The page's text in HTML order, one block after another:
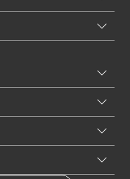
/ 700 kg